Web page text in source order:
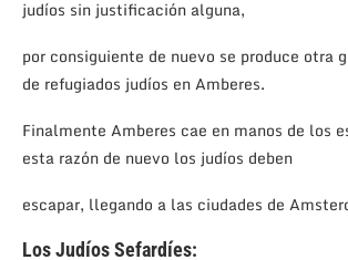
judíos sin justificación alguna,
por consiguiente de nuevo se produce otra
de refugiados judíos en Amberes.
Finalmente Amberes cae en manos de los
esta razón de nuevo los judíos deben
escapar, llegando a las ciudades de
Los Judíos Sefardíes: